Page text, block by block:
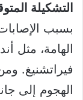
التشكيلة
بسبب
الهامة، مثل
فيراتشنيغ.
الهجوم إلى